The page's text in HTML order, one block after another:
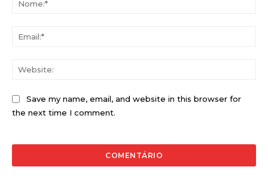
Save my name, email, and website in this browser for
the next time I comment.